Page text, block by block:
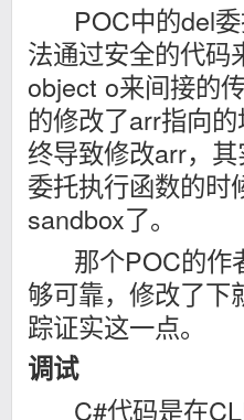
POC中的del委
法通过安全的代码
object o来间接的
的修改了arr指向
终导致修改arr，
委托执行函数的时
sandbox了。
那个POC的作
够可靠，修改了下
踪证实这一点。
调试
C#代码是在